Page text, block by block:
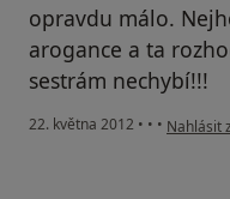
opravdu málo.
arogance a ta
sestrám nechybí!!!
22. května 2012 • • • podle
Nahlásit